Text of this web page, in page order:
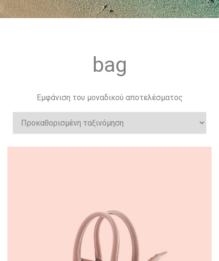
bag
Εμφάνιση του μοναδικού αποτελέσματος